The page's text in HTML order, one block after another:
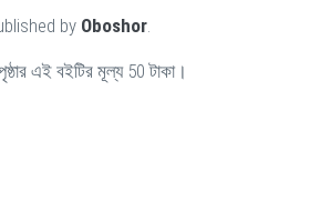
by Oboshor.
এই বইটির মূল্য 50 টাকা।